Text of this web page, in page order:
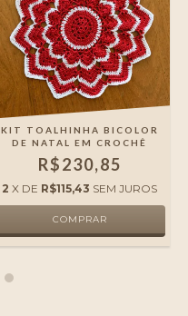
KIT TOALHINHA BICOLOR
DE NATAL EM CROCHÊ
R$230,85
2 X DE R$115,43 SEM JUROS